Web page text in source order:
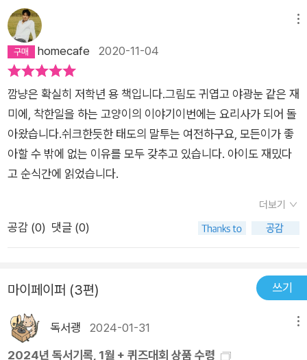
하는 고양이치고 자존감 없는 경우는 못봤다. 그러나 깜냥의 자존
감은 '밥값을 하는 자존감' 이라는 점이 특별하다. '집사야~ 날 섬
겨라~' 이런게 아니다. 매우 독립적이면서도 도움을 받을 때는 당
정신이 투철한 나는 이점을 매우 높게 본다. 둘째로는 성품이 매
우 훌륭하다는 거다. 할 말은 하지만 예의바르고, 자기 욕심을 차
리기보다 남을 돕는다. 아니 뭔 도덕교과서 같다고? 아니, 절대
아닙니다! 그렇다면 재미있을 리가 없잖아요?ㅎㅎ 1권에서 경비
아저씨의 신세를 지고 고양이 경비원이 되었던 깜냥은 2권에선
'활짝피자' 가게 아주머니께 맛난 피자 한조각을 얻어먹고 거기
조수로 잠시 눌러앉는다. 아니 조수라기보다는 요리사? 꾹꾹이
지로 오신)의 입맛을 맞춰드린 깜냥만의 비법재료는 무엇이었을
까? 깜냥의 성품은 후반부의 새로운 친구 이야기에서 빛을 발한
다. 건너편 횟집 아저씨한테 생선도둑으로 오해받았던 깜냥은 밤
샘수사로 범인을 알아내지만.... 깜냥, 횟집 아저씨, 새로운 친구
homecafe 2020-11-04
깜냥은 확실히 저학년 용 책입니다.그림도 귀엽고 야광눈 같은 재
미에, 착한일을 하는 고양이의 이야기이번에는 요리사가 되어 돌
아왔습니다.쉬크한듯한 태도의 말투는 여전하구요, 모든이가 좋
아할 수 밖에 없는 이유를 모두 갖추고 있습니다. 아이도 재밌다
고 순식간에 읽었습니다.
더보기
공감 (0) 댓글 (0)
마이페이퍼 (3편) 쓰기
독서괭 2024-01-31
2024년 독서기록, 1월 + 퀴즈대회 상품 수령